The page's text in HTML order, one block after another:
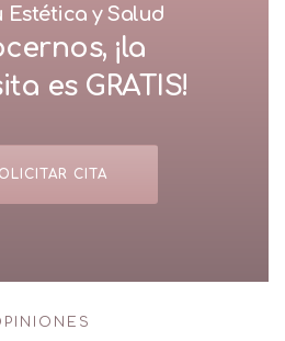
Estética y Salud
¡la
es GRATIS!
CITA